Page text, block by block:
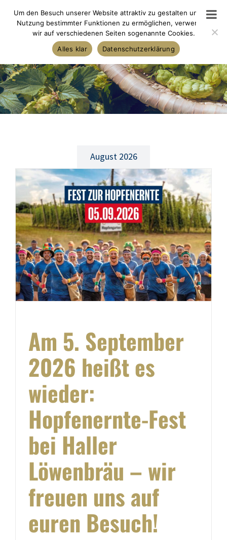
Skip
August 2026
Am 5. September
2026 heißt es
wieder:
Hopfenernte-Fest
bei Haller
Löwenbräu – wir
freuen uns auf
euren Besuch!
Um den Besuch unserer Website attraktiv zu gestalten und die
Nutzung bestimmter Funktionen zu ermöglichen, verwenden
wir auf verschiedenen Seiten sogenannte Cookies.
Alles klar
Datenschutzerklärung